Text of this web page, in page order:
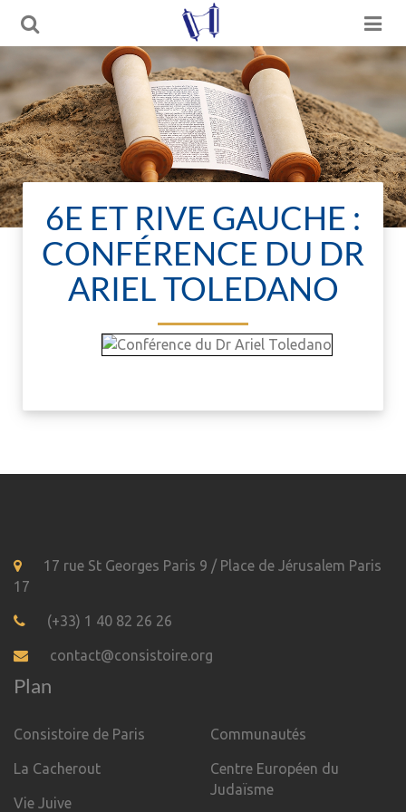
6E ET RIVE GAUCHE :
CONFÉRENCE DU DR
ARIEL TOLEDANO
17 rue St Georges Paris 9 / Place de Jérusalem Paris
17
(+33) 1 40 82 26 26
contact@consistoire.org
Plan
Consistoire de Paris
La Cacherout
Vie Juive
Communautés
Centre Européen du
Judaïsme